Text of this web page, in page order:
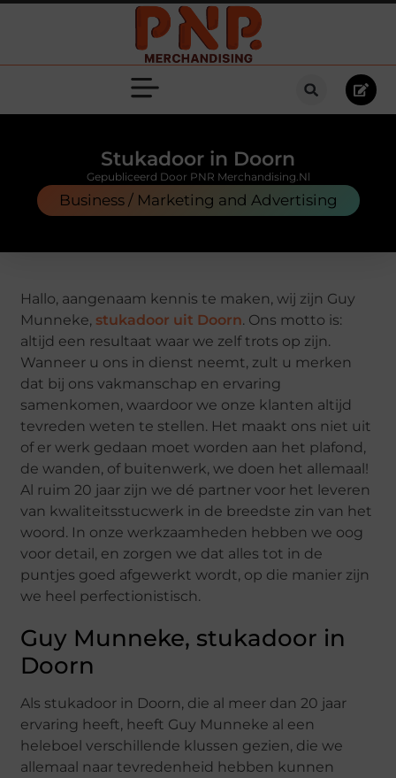
Stukadoor in Doorn
Business / Marketing and Advertising
Gepubliceerd Door PNR Merchandising.nl
Hallo, aangenaam kennis te maken, wij zijn Guy
Munneke, stukadoor uit Doorn. Ons motto is:
altijd een resultaat waar we zelf trots op zijn.
Wanneer u ons in dienst neemt, zult u merken
dat bij ons vakmanschap en ervaring
samenkomen, waardoor we onze klanten altijd
tevreden weten te stellen. Het maakt ons niet uit
of er werk gedaan moet worden aan het plafond,
de wanden, of buitenwerk, we doen het allemaal!
Al ruim 20 jaar zijn we dé partner voor het leveren
van kwaliteitsstucwerk in de breedste zin van het
woord. In onze werkzaamheden hebben we oog
voor detail, en zorgen we dat alles tot in de
puntjes goed afgewerkt wordt, op die manier zijn
we heel perfectionistisch.
Guy Munneke, stukadoor in
Doorn
Als stukadoor in Doorn, die al meer dan 20 jaar
ervaring heeft, heeft Guy Munneke al een
heleboel verschillende klussen gezien, die we
allemaal naar tevredenheid hebben kunnen